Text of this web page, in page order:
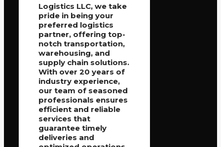
Logistics LLC, we take
pride in being your
preferred logistics
partner, offering top-
notch transportation,
warehousing, and
supply chain solutions.
With over 20 years of
industry experience,
our team of seasoned
professionals ensures
efficient and reliable
services that
guarantee timely
deliveries and